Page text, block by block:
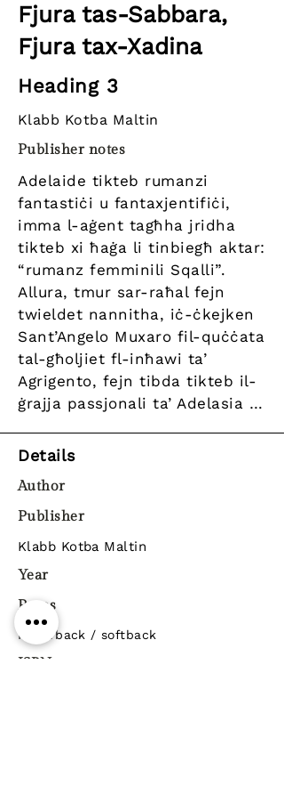
Fjura tas-Sabbara,
Fjura tax-Xadina
Heading 3
Klabb Kotba Maltin
Publisher notes
Adelaide tikteb rumanzi
fantastiċi u fantaxjentifiċi,
imma l-aġent tagħha jridha
tikteb xi ħaġa li tinbiegħ aktar:
“rumanz femminili Sqalli”.
Allura, tmur sar-raħal fejn
twieldet nannitha, iċ-ċkejken
Sant’Angelo Muxaro fil-quċċata
tal-għoljiet fl-inħawi ta’
Agrigento, fejn tibda tikteb il-
ġrajja passjonali ta’ Adelasia …
Details
Author
Publisher
Klabb Kotba Maltin
Year
Pages
Paperback / softback
ISBN